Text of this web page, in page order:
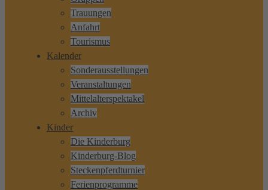
Trauungen
Anfahrt
Tourismus
Kalender
Sonderausstellungen
Veranstaltungen
Mittelalterspektakel
Archiv
Kinder
Die Kinderburg
Kinderburg-Blog
Steckenpferdturnier
Ferienprogramme